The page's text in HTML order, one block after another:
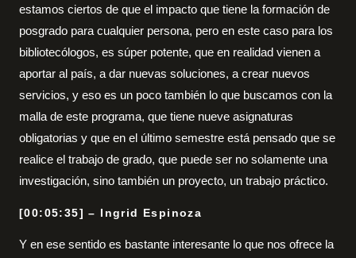
estamos ciertos de que el impacto que tiene la formación de
posgrado para cualquier persona, pero en este caso para los
bibliotecólogos, es súper potente, que en realidad vienen a
aportar al país, a dar nuevas soluciones, a crear nuevos
servicios, y eso es un poco también lo que buscamos con la
malla de este programa, que tiene nueve asignaturas
obligatorias y que en el último semestre está pensado que se
realice el trabajo de grado, que puede ser no solamente una
investigación, sino también un proyecto, un trabajo práctico.
[00:05:35] – Ingrid Espinoza
Y en ese sentido es bastante interesante lo que nos ofrece la